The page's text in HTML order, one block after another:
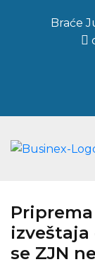
Braće
izveštaja
se ZJN